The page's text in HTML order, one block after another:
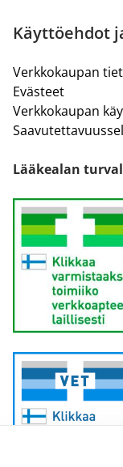
Käyttöehdot
Verkkokaupan
Evästeet
Verkkokaupan
Lääkealan